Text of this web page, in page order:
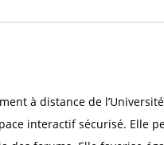
à distance de
interactif sécurisé. Elle